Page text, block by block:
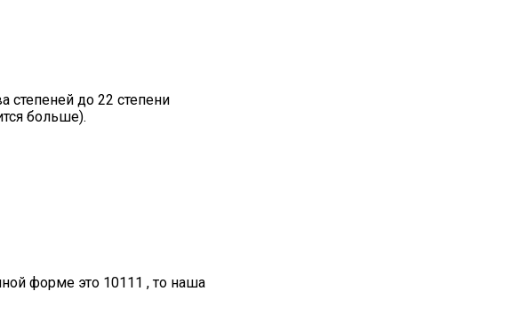
степеней до 22 степени
больше).
форме это 10111 , то наша